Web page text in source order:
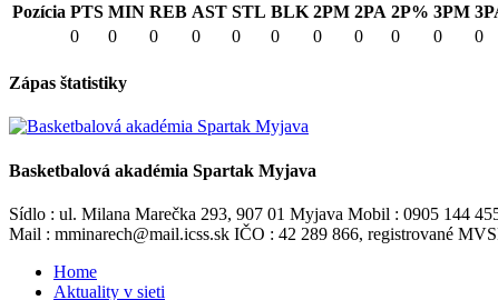
Pozícia PTS MIN REB AST STL BLK 2PM 2PA 2P% 3PM
0
0 0 0 0 0 0 0 0 0 0
Zápas štatistiky
Basketbalová akadémia Spartak Myjava
Sídlo : ul. Milana Marečka 293, 907 01 Myjava Mobil : 0905 144
Mail : mminarech@mail.icss.sk IČO : 42 289 866, registrované
Home
Aktuality v sieti